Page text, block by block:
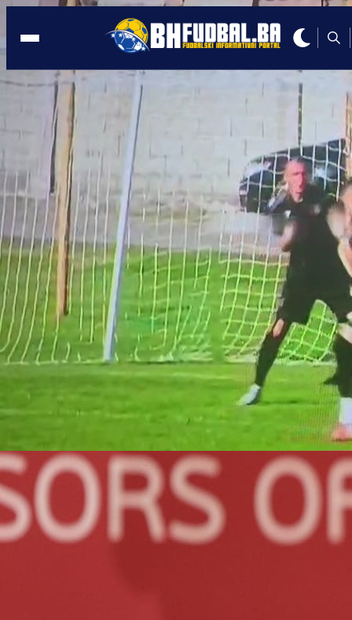
ČAPLJINA
20:03, 31.05.2026
Pero Menalo vratio Čapljinu u Prvu ligu
FBiH nakon pet godina čekanja
Autor:
Redakcija
20:03, 31.05.2026